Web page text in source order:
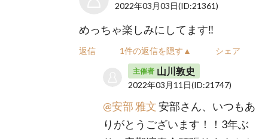
2022年03月03日(ID:21361)
めっちゃ楽しみにしてます‼️
返信 1件の返信を隠す▲ シェア
主催者 山川敦史
2022年03月11日(ID:21747)
@安部 雅文安部さん、いつもあ
りがとうございます！！3年ぶ